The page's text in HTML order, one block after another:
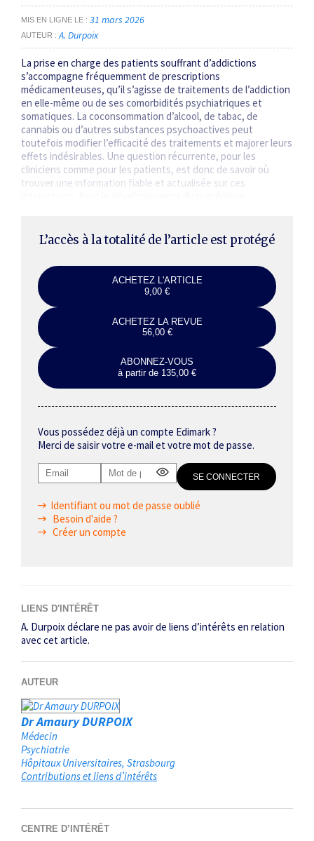
MIS EN LIGNE LE 31 mars 2026
AUTEUR A. Durpoix
La prise en charge des patients souffrant d’addictions
s’accompagne fréquemment de prescriptions
médicamenteuses, qu’il s’agisse de traitements de l’addiction
en elle-même ou de ses comorbidités psychiatriques et
somatiques. La coconsommation d’alcool, de tabac, de
cannabis ou d’autres substances psychoactives peut
toutefois modifier l’efficacité des traitements et majorer leurs
effets indésirables. Une question récurrente, pour les
cliniciens comme pour les patients, est donc de savoir où
trouver une information fiable et actualisée sur ces
L’accès à la totalité de l’article est protégé
ACHETEZ L'ARTICLE
9,00 €
ACHETEZ LA REVUE
56,00 €
ABONNEZ-VOUS
à partir de 135,00 €
Vous possédez déjà un compte Edimark ?
Merci de saisir votre e-mail et votre mot de passe.
Identifiant ou mot de passe oublié
Besoin d'aide ?
Créer un compte
LIENS D'INTÉRÊT
A. Durpoix déclare ne pas avoir de liens d’intérêts en relation
avec cet article.
AUTEUR
Dr Amaury DURPOIX
Médecin
Psychiatrie
Hôpitaux Universitaires Strasbourg
Contributions et liens d’intérêts
CENTRE D’INTÉRÊT